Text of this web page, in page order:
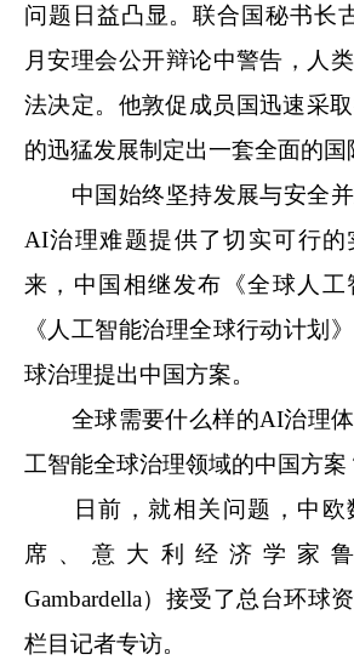
问题日益凸显。联合国秘书长
月安理会公开辩论中警告，人
法决定。他敦促成员国迅速采
的迅猛发展制定出一套全面的国
中国始终坚持发展与安全并
AI治理难题提供了切实可行的
来，中国相继发布《全球人工
《人工智能治理全球行动计划
球治理提出中国方案。
全球需要什么样的AI治理体
工智能全球治理领域的中国方案
日前，就相关问题，中欧
席、意大利经济学家
Gambardella）接受了总台环球
栏目记者专访。